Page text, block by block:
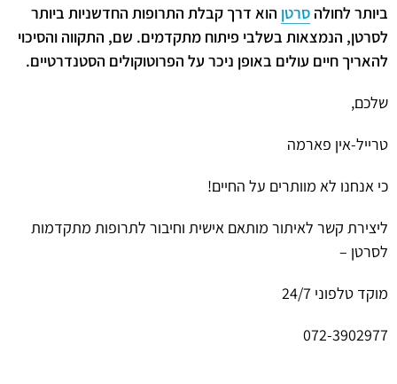
ביותר לחולה סרטן הוא דרך קבלת התרופות החדשניות ביותר
לסרטן, הנמצאות בשלבי פיתוח מתקדמים. שם, התקווה והסיכוי
להאריך חיים עולים באופן ניכר על הפרוטוקולים הסטנדרטיים.
שלכם,
טרייל-אין פארמה
כי אנחנו לא מוותרים על החיים!
ליצירת קשר לאיתור מותאם אישית וחיבור לתרופות מתקדמות
לסרטן –
מוקד טלפוני 24/7
072-3902977